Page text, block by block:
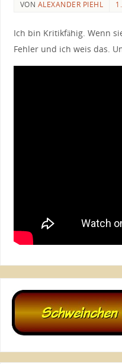
VON ALEXANDER PIEHL
Ich bin Kritikfähig. Wenn
Fehler und ich weis das.